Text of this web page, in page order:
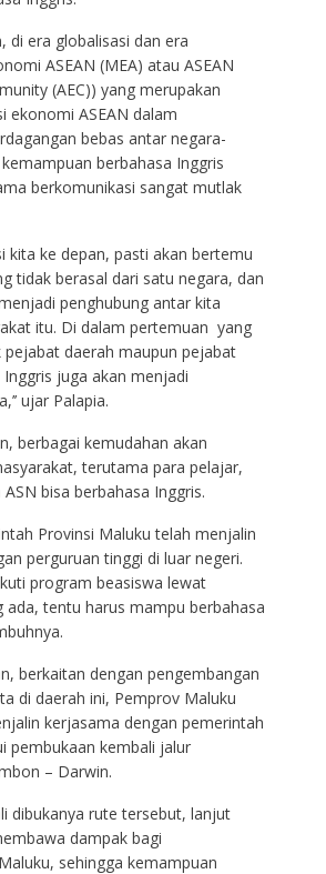
di era globalisasi dan era
ASEAN (MEA) atau ASEAN
(AEC)) yang merupakan
ekonomi ASEAN dalam
bebas antar negara-
berbahasa Inggris
berkomunikasi sangat mutlak
kita ke depan, pasti akan bertemu
tidak berasal dari satu negara, dan
penghubung antar kita
itu. Di dalam pertemuan yang
pejabat daerah maupun pejabat
juga akan menjadi
ujar Palapia.
berbagai kemudahan akan
terutama para pelajar,
bisa berbahasa Inggris.
Provinsi Maluku telah menjalin
perguruan tinggi di luar negeri.
program beasiswa lewat
ada, tentu harus mampu berbahasa
berkaitan dengan pengembangan
di daerah ini, Pemprov Maluku
kerjasama dengan pemerintah
pembukaan kembali jalur
– Darwin.
dibukanya rute tersebut, lanjut
dampak bagi
sehingga kemampuan